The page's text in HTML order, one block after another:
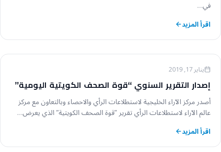
في…
اقرأ المزيد
أخبار عالم الآراء
يناير 17, 2019
إصدار التقرير السنوي “قوة الصحف الكويتية اليومية”
أصدر مركز الآراء الخليجية لاستطلاعات الرأي والاحصاء وبالتعاون مع مركز
عالم الآراء لاستطلاعات الرأي تقرير ”قوة الصحف الكويتية” الذي يعرض…
اقرأ المزيد